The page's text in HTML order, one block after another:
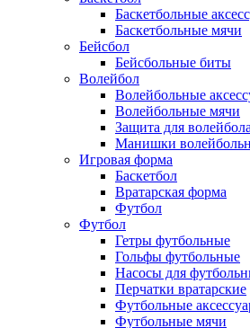
Баскетбольные
Баскетбольные мячи
Бейсбол
Бейсбольные биты
Волейбол
Волейбольные
Волейбольные мячи
Защита для волейбола
Манишки
Игровая форма
Баскетбол
Вратарская форма
Футбол
Футбол
Гетры футбольные
Гольфы футбольные
Насосы для
Перчатки вратарские
Футбольные
Футбольные мячи